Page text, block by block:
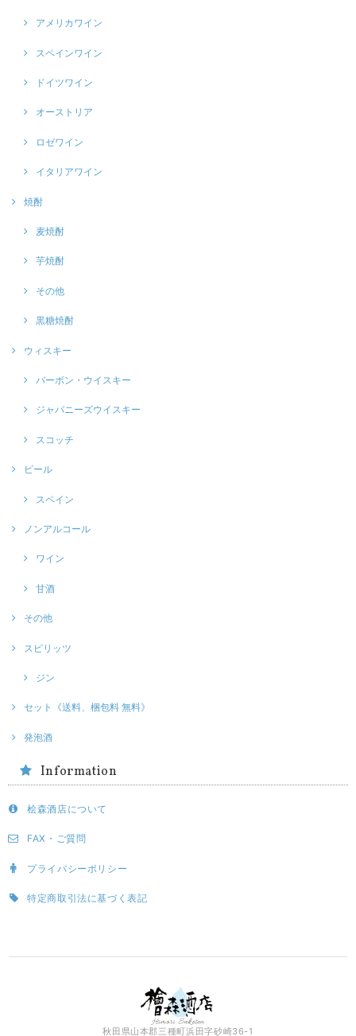
アメリカワイン
スペインワイン
ドイツワイン
オーストリア
ロゼワイン
イタリアワイン
焼酎
麦焼酎
芋焼酎
その他
黒糖焼酎
ウィスキー
バーボン・ウイスキー
ジャパニーズウイスキー
スコッチ
ビール
スペイン
ノンアルコール
ワイン
甘酒
その他
スピリッツ
ジン
セット《送料、梱包料 無料》
発泡酒
Information
桧森酒店について
FAX・ご質問
プライバシーポリシー
特定商取引法に基づく表記
秋田県山本郡三種町浜田字砂崎36-1